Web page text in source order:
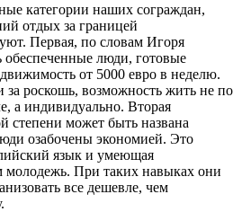
категории наших сограждан,
отдых за границей
Первая, по словам Игоря
обеспеченные люди, готовые
от 5000 евро в неделю.
за роскошь, возможность жить не по
а индивидуально. Вторая
степени может быть названа
озабочены экономией. Это
язык и умеющая
молодежь. При таких навыках они
все дешевле, чем